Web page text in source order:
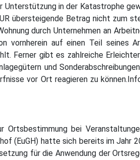
in der Katastrophe
übersteigende Betrag nicht zum
durch Unternehmen an
vornherein auf einen Teil seines
Ferner gibt es zahlreiche
und
vor Ort reagieren zu
Ortsbestimmung bei
(EuGH) hatte sich bereits im
für die Anwendung der